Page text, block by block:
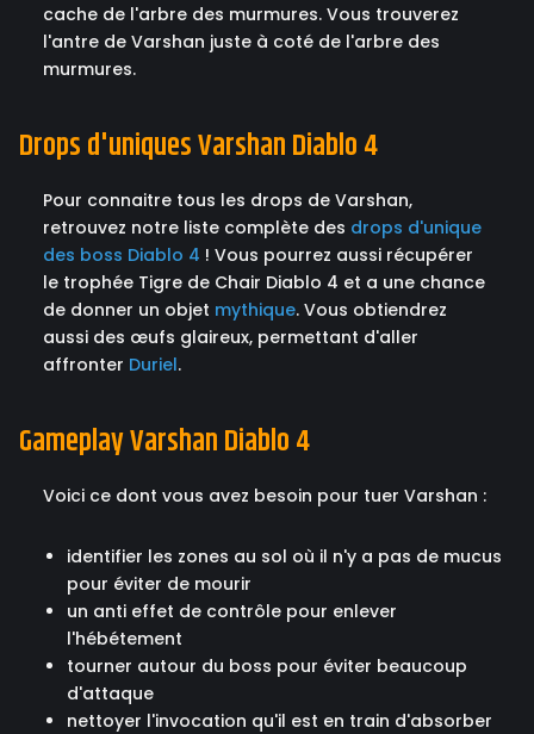
cache de l'arbre des murmures. Vous trouverez
l'antre de Varshan juste à coté de l'arbre des
murmures.
Drops d'uniques Varshan Diablo 4
Pour connaitre tous les drops de Varshan,
retrouvez notre liste complète des drops d'unique
des boss Diablo 4 ! Vous pourrez aussi récupérer
le trophée Tigre de Chair Diablo 4 et a une chance
de donner un objet mythique. Vous obtiendrez
aussi des œufs glaireux, permettant d'aller
affronter Duriel.
Gameplay Varshan Diablo 4
Voici ce dont vous avez besoin pour tuer Varshan :
identifier les zones au sol où il n'y a pas de mucus
pour éviter de mourir
un anti effet de contrôle pour enlever
l'hébétement
tourner autour du boss pour éviter beaucoup
d'attaque
nettoyer l'invocation qu'il est en train d'absorber